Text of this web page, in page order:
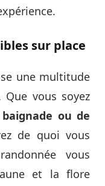
sur place
une multitude
Que vous soyez
ou de
de quoi vous
vous
et la flore